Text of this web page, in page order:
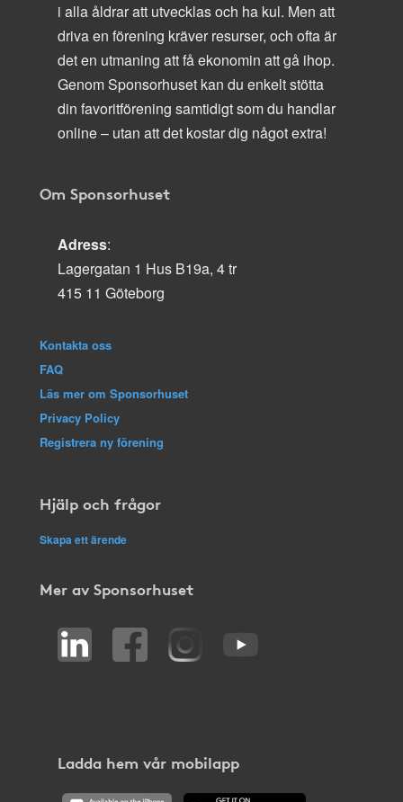
i alla åldrar att utvecklas och ha kul. Men att
driva en förening kräver resurser, och ofta är
det en utmaning att få ekonomin att gå ihop.
Genom Sponsorhuset kan du enkelt stötta
din favoritförening samtidigt som du handlar
online – utan att det kostar dig något extra!
Om Sponsorhuset
Adress:
Lagergatan 1 Hus B19a, 4 tr
415 11 Göteborg
Kontakta oss
FAQ
Läs mer om Sponsorhuset
Privacy Policy
Registrera ny förening
Hjälp och frågor
Skapa ett ärende
Mer av Sponsorhuset
Ladda hem vår mobilapp